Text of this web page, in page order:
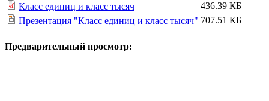
Класс единиц и класс тысяч
436.39 КБ
Презентация "Класс единиц и класс тысяч" 707.51 КБ
Предварительный просмотр: